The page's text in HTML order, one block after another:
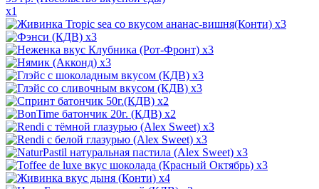
x1
x3
x3
x3
x3
x3
x3
x2
x2
x3
x3
x3
x3
x4